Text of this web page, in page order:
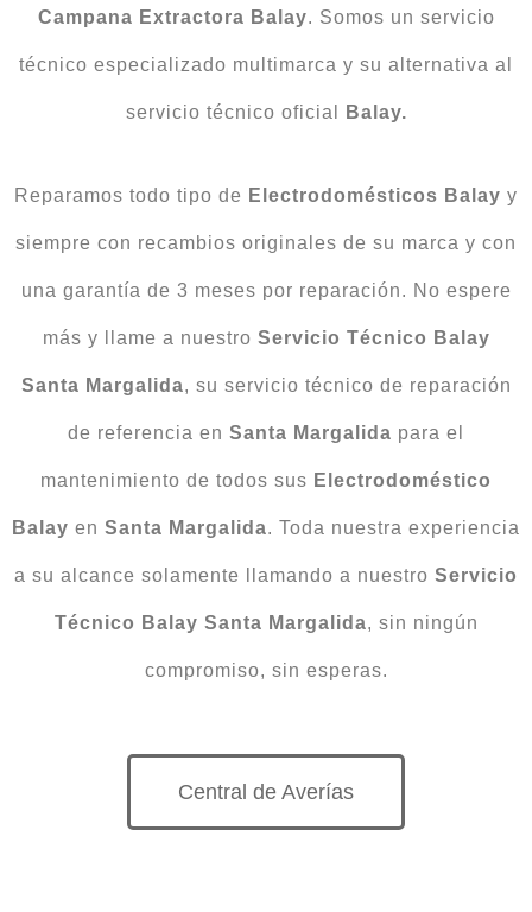
Campana Extractora Balay. Somos un servicio
técnico especializado multimarca y su alternativa al
servicio técnico oficial Balay.
Reparamos todo tipo de Electrodomésticos Balay y
siempre con recambios originales de su marca y con
una garantía de 3 meses por reparación. No espere
más y llame a nuestro Servicio Técnico Balay
Santa Margalida, su servicio técnico de reparación
de referencia en Santa Margalida para el
mantenimiento de todos sus Electrodoméstico
Balay en Santa Margalida. Toda nuestra experiencia
a su alcance solamente llamando a nuestro Servicio
Técnico Balay Santa Margalida, sin ningún
compromiso, sin esperas.
Central de Averías